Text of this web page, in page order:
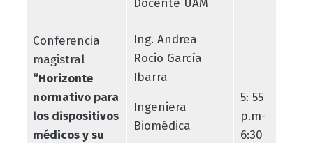
Docente UAM
Conferencia
magistral
“Horizonte
normativo para
los dispositivos
médicos y su
Ing. Andrea
Rocio García
Ibarra
Ingeniera
Biomédica
5: 55
p.m-
6:30